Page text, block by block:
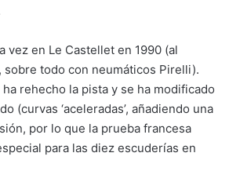
vez en Le Castellet en 1990 (al
sobre todo con neumáticos Pirelli).
rehecho la pista y se ha modificado
(curvas ‘aceleradas’, añadiendo una
por lo que la prueba francesa
para las diez escuderías en